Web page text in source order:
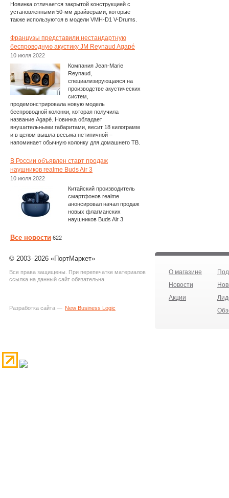
Новинка отличается закрытой конструкцией с
установленными 50-мм драйверами, которые
также используются в модели VMH-D1 V-Drums.
Французы представили нестандартную
беспроводную акустику JM Reynaud Agapé
10 июля 2022
Компания Jean-Marie
Reynaud,
специализирующаяся на
производстве акустических
систем,
продемонстрировала новую модель
беспроводной колонки, которая получила
название Agapé. Новинка обладает
внушительными габаритами, весит 18 килограмм
и в целом вышла весьма нетипичной –
напоминает обычную колонку для домашнего ТВ.
В России объявлен старт продаж
наушников realme Buds Air 3
10 июля 2022
Китайский производитель
смартфонов realme
анонсировал начал продаж
новых флагманских
наушников Buds Air 3
Все новости 622
© 2003–2026 «ПортМаркет»
Все права защищены. При перепечатке материалов
ссылка на данный сайт обязательна.
Разработка сайта — New Business Logic
О магазине
Новости
Акции